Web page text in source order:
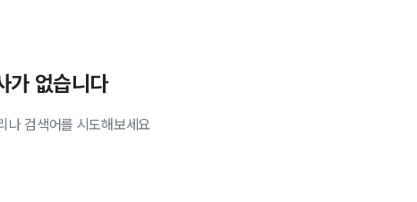
가 없습니다
나 검색어를 시도해보세요